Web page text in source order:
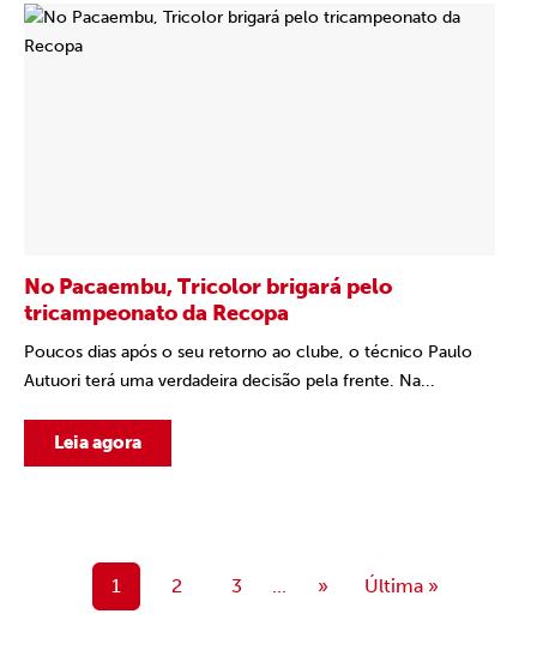
No Pacaembu, Tricolor brigará pelo
tricampeonato da Recopa
Poucos dias após o seu retorno ao clube, o técnico Paulo
Autuori terá uma verdadeira decisão pela frente. Na...
Leia agora
1 2 3 ... » Última »